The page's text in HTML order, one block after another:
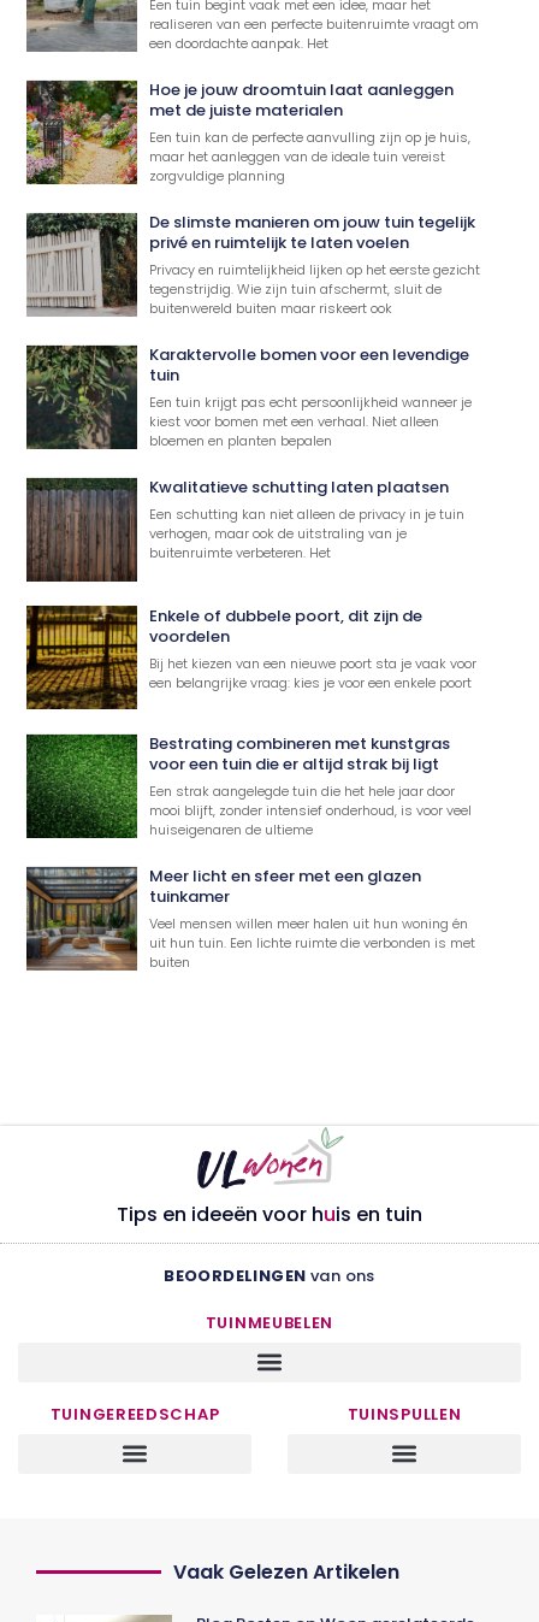
Een tuin begint vaak met een idee, maar het
realiseren van een perfecte buitenruimte vraagt om
een doordachte aanpak. Het
Hoe je jouw droomtuin laat aanleggen
met de juiste materialen
Een tuin kan de perfecte aanvulling zijn op je huis,
maar het aanleggen van de ideale tuin vereist
zorgvuldige planning
De slimste manieren om jouw tuin tegelijk
privé en ruimtelijk te laten voelen
Privacy en ruimtelijkheid lijken op het eerste gezicht
tegenstrijdig. Wie zijn tuin afschermt, sluit de
buitenwereld buiten maar riskeert ook
Karaktervolle bomen voor een levendige
tuin
Een tuin krijgt pas echt persoonlijkheid wanneer je
kiest voor bomen met een verhaal. Niet alleen
bloemen en planten bepalen
Kwalitatieve schutting laten plaatsen
Een schutting kan niet alleen de privacy in je tuin
verhogen, maar ook de uitstraling van je
buitenruimte verbeteren. Het
Enkele of dubbele poort, dit zijn de
voordelen
Bij het kiezen van een nieuwe poort sta je vaak voor
een belangrijke vraag: kies je voor een enkele poort
Bestrating combineren met kunstgras
voor een tuin die er altijd strak bij ligt
Een strak aangelegde tuin die het hele jaar door
mooi blijft, zonder intensief onderhoud, is voor veel
huiseigenaren de ultieme
Meer licht en sfeer met een glazen
tuinkamer
Veel mensen willen meer halen uit hun woning én
uit hun tuin. Een lichte ruimte die verbonden is met
buiten
Tips en ideeën voor huis en tuin
BEOORDELINGEN van ons
TUINMEUBELEN
TUINGEREEDSCHAP TUINSPULLEN
Vaak Gelezen Artikelen